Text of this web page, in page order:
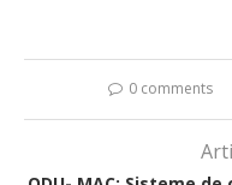
0 comments